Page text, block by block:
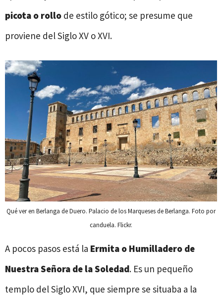
picota o rollo de estilo gótico; se presume que
proviene del Siglo XV o XVI.
Qué ver en Berlanga de Duero. Palacio de los Marqueses de Berlanga. Foto por
canduela. Flickr.
A pocos pasos está la Ermita o Humilladero de
Nuestra Señora de la Soledad. Es un pequeño
templo del Siglo XVI, que siempre se situaba a la